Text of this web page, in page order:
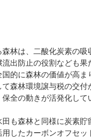
森林は、二酸化炭素の
出防止の役割なども果
的に森林の価値が高ま
て森林環境譲与税の交
全の動きが活発化して
も森林と同様に炭素貯
したカーボンオフセッ